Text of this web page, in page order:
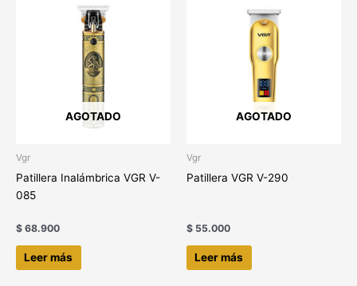
AGOTADO
Vgr
Patillera Inalámbrica VGR V-
085
$ 68.900
Leer más
AGOTADO
Vgr
Patillera VGR V-290
$ 55.000
Leer más